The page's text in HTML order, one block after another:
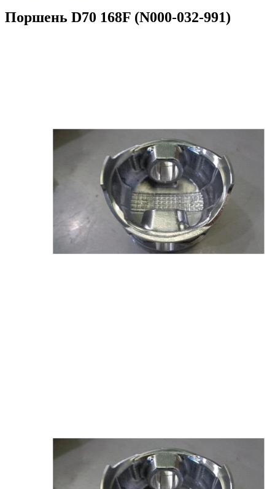
Поршень D70 168F (N000-032-991)